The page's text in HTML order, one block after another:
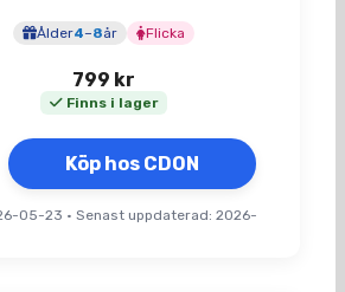
Ålder4–8år Flicka
799 kr
Finns i lager
Köp hos CDON
05-23 • Senast uppdaterad: 2026-